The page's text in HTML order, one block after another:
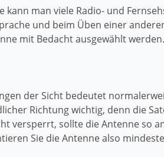
kann man viele Radio- und
und beim Üben einer
mit Bedacht ausgewählt
der Sicht bedeutet
Richtung wichtig, denn die
versperrt, sollte die Antenne so
Sie die Antenne also